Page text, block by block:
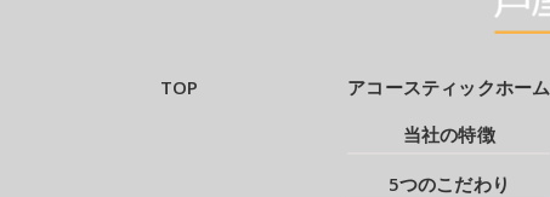
TOP
アコースティックホーム
当社の特徴
5つのこだわり